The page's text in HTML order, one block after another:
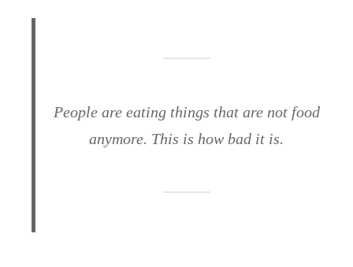
People are eating things that are not food
anymore. This is how bad it is.